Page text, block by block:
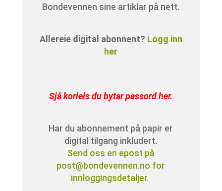
Bondevennen sine artiklar på nett.
Allereie digital abonnent? Logg inn
her
Sjå korleis du bytar passord her.
Har du abonnement på papir er
digital tilgang inkludert.
Send oss en epost på
post@bondevennen.no for
innloggingsdetaljer.